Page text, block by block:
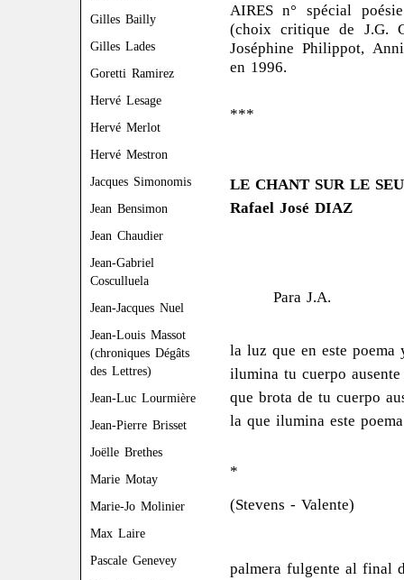
Gilles Bailly
Gilles Lades
Goretti Ramirez
Hervé Lesage
Hervé Merlot
Hervé Mestron
Jacques Simonomis
Jean Bensimon
Jean Chaudier
Jean-Gabriel
Cosculluela
Jean-Jacques Nuel
Jean-Louis Massot
(chroniques Dégâts
des Lettres)
Jean-Luc Lourmière
Jean-Pierre Brisset
Joëlle Brethes
Marie Motay
Marie-Jo Molinier
Max Laire
Pascale Genevey
AIRES n° spécial
(choix critique de J.G.
Joséphine Philippot,
en 1996.
***
LE CHANT SUR LE
Rafael José DIAZ
Para J.A.
la luz que en este poema
ilumina tu cuerpo
que brota de tu cuerpo
la que ilumina este
*
(Stevens - Valente)
palmera fulgente al final